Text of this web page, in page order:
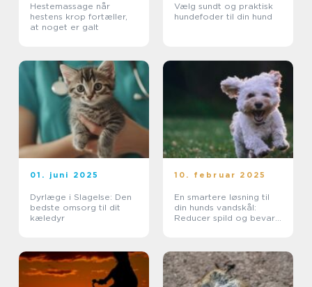
Hestemassage når
hestens krop fortæller,
at noget er galt
Vælg sundt og praktisk
hundefoder til din hund
01. juni 2025
Dyrlæge i Slagelse: Den
bedste omsorg til dit
kæledyr
10. februar 2025
En smartere løsning til
din hunds vandskål:
Reducer spild og bevar